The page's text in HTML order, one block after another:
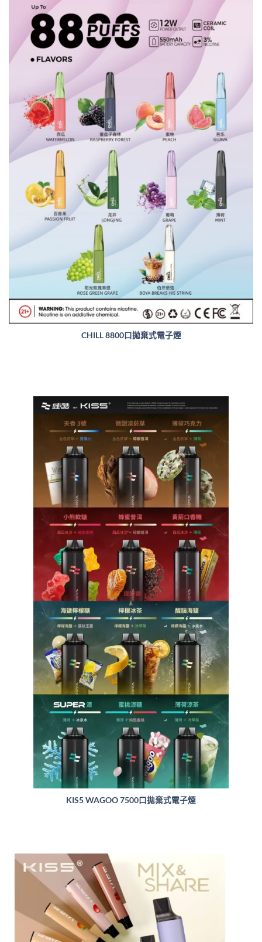
CHILL 8800口拋棄式電子煙
KIS5 WAGOO 7500口拋棄式電子煙